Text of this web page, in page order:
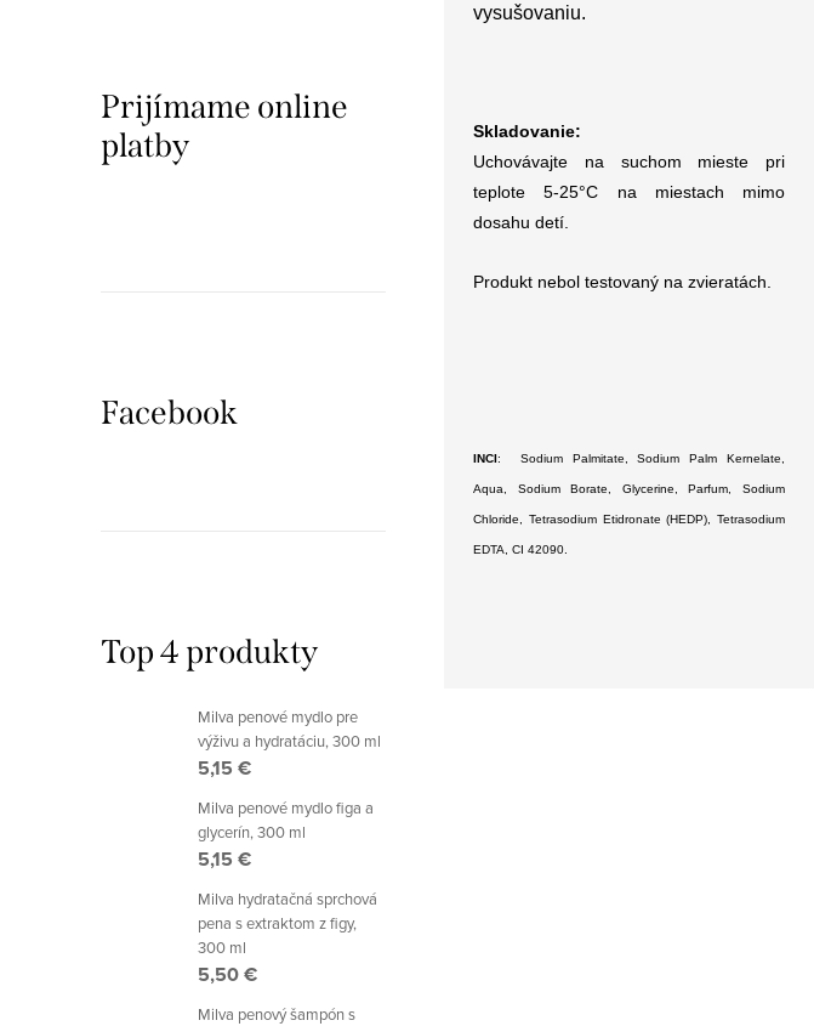
Prijímame online
platby
Facebook
Top 4 produkty
Milva penové mydlo pre
výživu a hydratáciu, 300 ml
5,15 €
Milva penové mydlo figa a
glycerín, 300 ml
5,15 €
Milva hydratačná sprchová
pena s extraktom z figy,
300 ml
5,50 €
Milva penový šampón s
vysušovaniu.
Skladovanie:
Uchovávajte na suchom mieste pri
teplote 5-25°C na miestach mimo
dosahu detí.
Produkt nebol testovaný na zvieratách.
INCI: Sodium Palmitate, Sodium Palm Kernelate,
Aqua, Sodium Borate, Glycerine, Parfum, Sodium
Chloride, Tetrasodium Etidronate (HEDP), Tetrasodium
EDTA, CI 42090.